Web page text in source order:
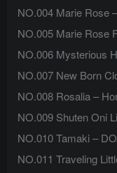
NO.004 Marie Rose
NO.005 Marie Rose
NO.006 Mysterious
NO.007 New Born
NO.008 Rosalia –
NO.009 Shuten Oni
NO.010 Tamaki –
NO.011 Traveling